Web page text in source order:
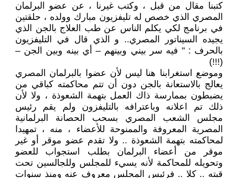
كتبنا مقال من قبل ، وكتب غيرنا ، عن عضو البرلمان
المصري الذي خصص له تليفزيون مبارك وولده ، حلقتين
في برنامج لكي يكلم الناس عن طب العلاج بالجن الذي
يجيده السيناتور المصري.. و الذي قال في التليفزيون
بالحرف : " فيه سر بيني وبينهم – أي بينه وبين الجن –
(!!!)
وموضع استغرابنا هنا ليس لأن عضوا بالبرلمان المصري
يعالج بالاستعانة بالجن دون أن تتم محاكمته كباقي من
يضبطون بممارسة ذاك العمل بتهمة الشعوذة ، ولا لأن
ذلك تم اعلانه وباعترافه بالتليفزون ولم يقم رئيس
مجلس الشعب المصري بسحب الحصانة البرلمانية
المصرية المعروفة والممنوحة للأعضاء ، منه ، تمهيدا
لمحاكمته بتهمة الشعوذة .. ولا تقدم عضو موقر أو غير
موقر من أعضاء البرلمان بطلب استجواب للعضو
وتحويله للمحاكمة لأنه يسيء للمجلس وللجالسين تحت
قبته .. كلا .. فرئيس المجلس معروف عنه ومنذ سنوات